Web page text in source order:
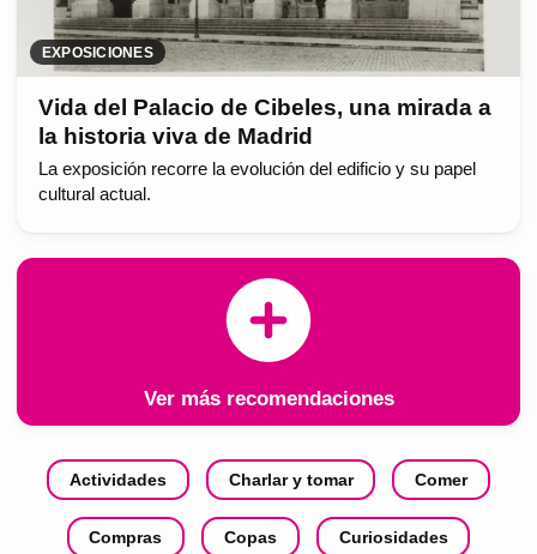
EXPOSICIONES
Vida del Palacio de Cibeles, una mirada a
la historia viva de Madrid
La exposición recorre la evolución del edificio y su papel
cultural actual.
Ver más recomendaciones
Actividades Charlar y tomar Comer
Compras Copas Curiosidades